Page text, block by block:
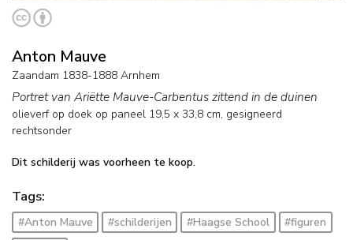
Anton Mauve
Zaandam 1838-1888 Arnhem
Portret van Ariëtte Mauve-Carbentus zittend in de duinen
olieverf op doek op paneel 19,5 x 33,8 cm, gesigneerd
rechtsonder
Dit schilderij was voorheen te koop.
Tags:
#Anton Mauve #schilderijen #Haagse School
#figuren